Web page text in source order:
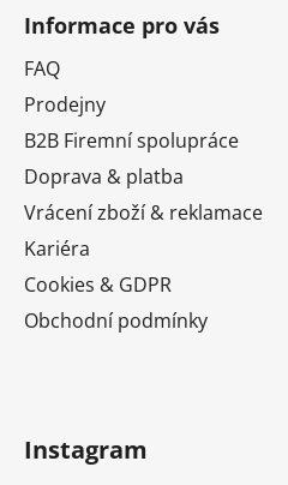
Informace pro vás
FAQ
Prodejny
B2B Firemní spolupráce
Doprava & platba
Vrácení zboží & reklamace
Kariéra
Cookies & GDPR
Obchodní podmínky
Instagram